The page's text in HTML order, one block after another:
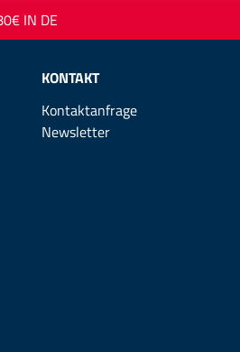
IN DE
KONTAKT
Kontaktanfrage
Newsletter